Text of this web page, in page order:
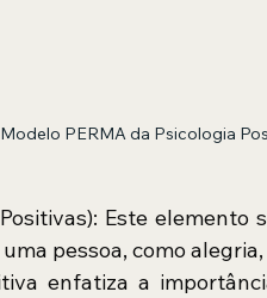
Modelo PERMA da Psicologia
Este
pessoa, como
enfatiza a